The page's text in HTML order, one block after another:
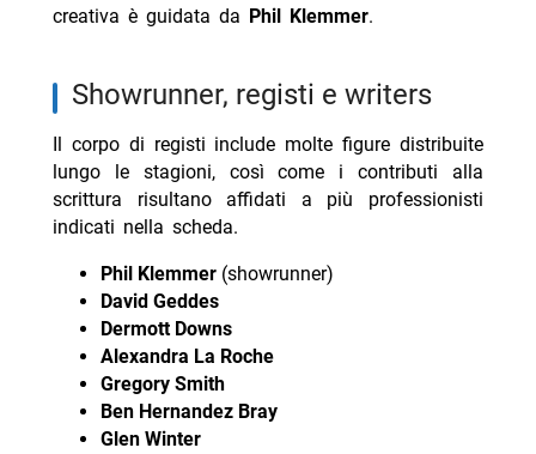
creativa è guidata da Phil Klemmer.
showrunner, registi e writers
Il corpo di registi include molte figure distribuite
lungo le stagioni, così come i contributi alla
scrittura risultano affidati a più professionisti
indicati nella scheda.
Phil Klemmer(showrunner)
David Geddes
Dermott Downs
Alexandra La Roche
Gregory Smith
Ben Hernandez Bray
Glen Winter